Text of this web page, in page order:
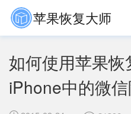
苹果恢复大师
如何使用苹果恢
iPhone中的微